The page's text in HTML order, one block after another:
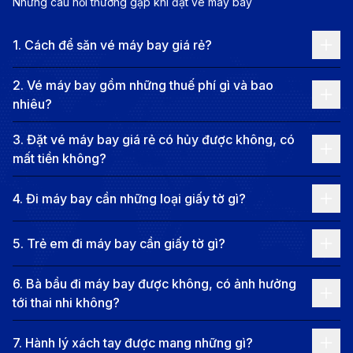
Vé máy bay đi Brunei - Nhà thờ Hồi giáo Sultan Omar
Ali Saifuddin nhà thờ Hồi giáo hoàng gia (Nguồn:
Internet)
kỳ quan thiên nhiên tuyệt đẹp, là một điểm đến lý
tưởng cho những ai yêu thích khám phá. Những khu
rừng nhiệt đới hùng vĩ, với các loại cây cổ thụ và động
vật hoang dã phong phú, tạo nên một bức tranh sống
động và đầy sức sống. Hành trình khám phá các con
sông như sông Brunei, nơi có thể thấy những đàn cá
lội bơi và những loài chim quý hiếm, chắc chắn sẽ
mang đến cho du khách những trải nghiệm khó quên.
Hoàng hôn buông xuống trên những bãi biển như
1. Cách để săn vé máy bay giá rẻ?
2. Vé máy bay gồm những thuế phí gì và bao
nhiêu?
3. Đặt vé máy bay giá rẻ có hủy được không, có
mất tiền không?
4. Đi máy bay cần những loại giấy tờ gì?
5. Trẻ em đi máy bay cần giấy tờ gì?
6. Bà bầu đi máy bay được không, có ảnh hưởng
tới thai nhi không?
7. Hành lý xách tay được mang những gì?